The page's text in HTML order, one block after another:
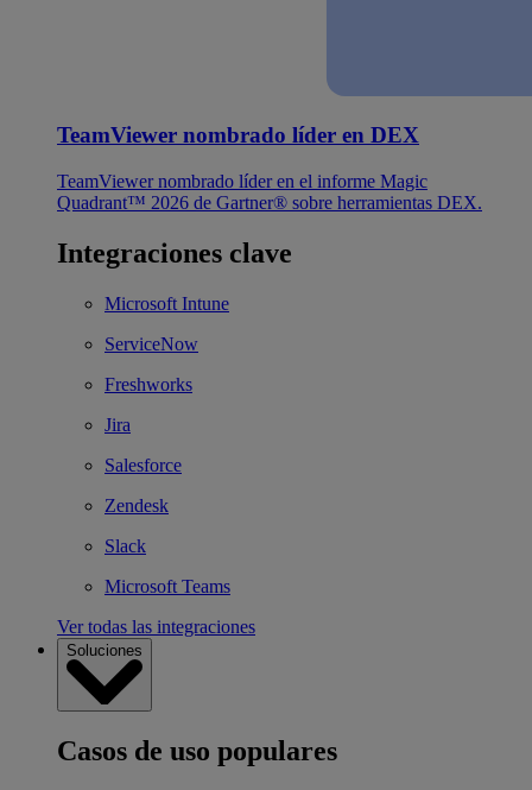
TeamViewer nombrado líder en DEX
TeamViewer nombrado líder en el informe Magic
Quadrant™ 2026 de Gartner® sobre herramientas DEX.
Integraciones clave
Microsoft Intune
ServiceNow
Freshworks
Jira
Salesforce
Zendesk
Slack
Microsoft Teams
Ver todas las integraciones
Soluciones
Casos de uso populares